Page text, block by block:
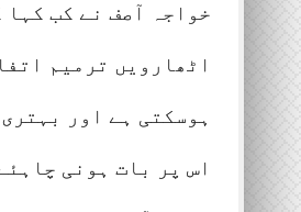
خواجہ آصف نے کب
اٹھارویں ترمیم
اس پر بات ہونی